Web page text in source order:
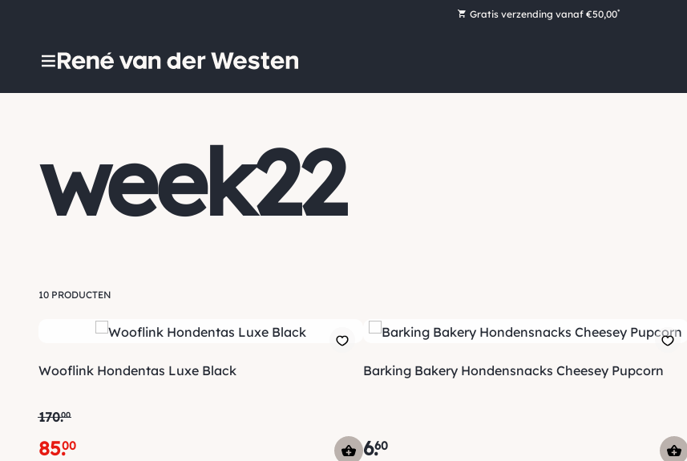
Gratis verzending vanaf €50,00*
week22
10 PRODUCTEN
Wooflink Hondentas Luxe Black
170.00
85.00
Barking Bakery Hondensnacks Cheesey Pupcorn
6.60